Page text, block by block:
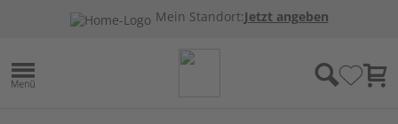
Mein Standort:Jetzt angeben